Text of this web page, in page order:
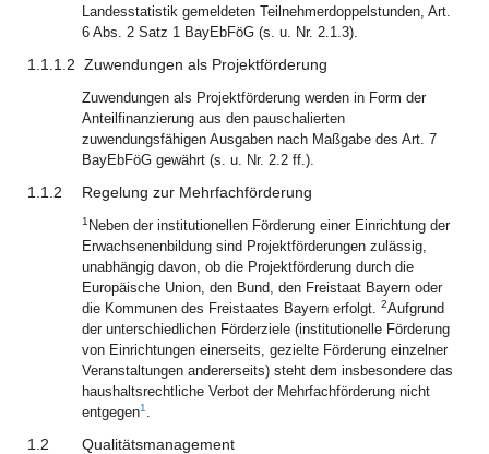
Landesstatistik gemeldeten Teilnehmerdoppelstunden, Art.
6 Abs. 2 Satz 1 BayEbFöG (s. u. Nr. 2.1.3).
1.1.1.2 Zuwendungen als Projektförderung
Zuwendungen als Projektförderung werden in Form der
Anteilfinanzierung aus den pauschalierten
zuwendungsfähigen Ausgaben nach Maßgabe des Art. 7
BayEbFöG gewährt (s. u. Nr. 2.2 ff.).
1.1.2 Regelung zur Mehrfachförderung
1 Neben der institutionellen Förderung einer Einrichtung der
Erwachsenenbildung sind Projektförderungen zulässig,
unabhängig davon, ob die Projektförderung durch die
Europäische Union, den Bund, den Freistaat Bayern oder
die Kommunen des Freistaates Bayern erfolgt. 2Aufgrund
der unterschiedlichen Förderziele (institutionelle Förderung
von Einrichtungen einerseits, gezielte Förderung einzelner
Veranstaltungen andererseits) steht dem insbesondere das
haushaltsrechtliche Verbot der Mehrfachförderung nicht
entgegen1.
1.2 Qualitätsmanagement